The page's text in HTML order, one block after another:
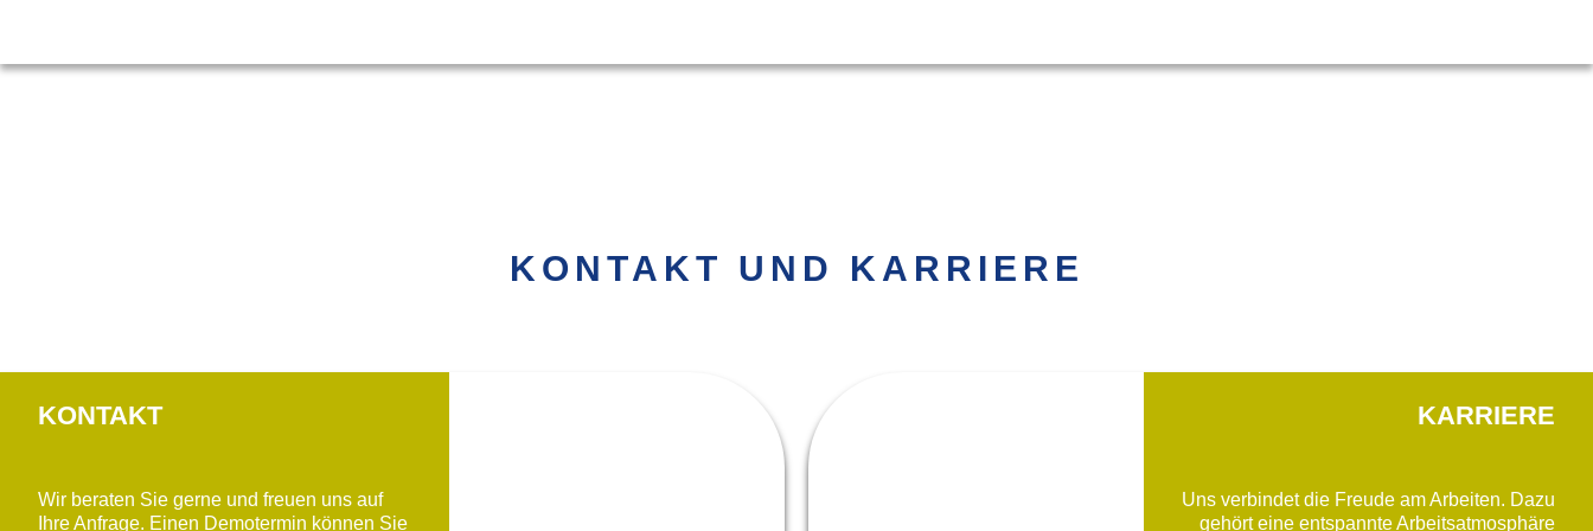
KONTAKT UND KARRIERE
KONTAKT
Wir beraten Sie gerne und freuen uns auf
Ihre Anfrage. Einen Demotermin können Sie
KARRIERE
Uns verbindet die Freude am Arbeiten. Dazu
gehört eine entspannte Arbeitsatmosphäre